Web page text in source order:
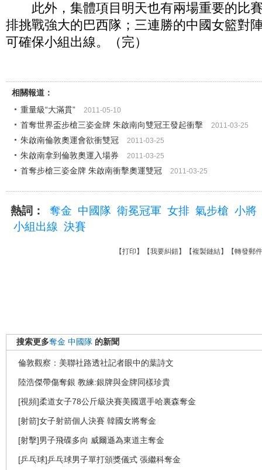
此外，集體項目明天也有兩場重要的比
排挑戰強大的巴西隊；三連勝的中國女籃對
可確保小組出線。（完）
相關報道：
重量級“大滿貫”
2011-05-10
首奪世界盃步槍三姿金牌 朱啟南向雙冠王發起衝擊 2011-03-25
朱啟南倫敦奧運會欲衝雙冠 2011-03-25
朱啟南拿到倫敦奧運入場券 2011-03-25
首奪步槍三姿金牌 朱啟南衝擊奧運雙冠 2011-03-25
熱詞： 奪金 中國隊 衛冕冠軍 女排 氣步槍 小將
小組出線 決賽
【打印 】【我要糾錯】【複製鏈結】【轉發郵件
搜索更多奪金 中國隊 的新聞
倫敦觀察：美聯社路透社記者眼中的葉詩文
陸浩傑帶傷奪銀 教練:銀牌與金牌同樣珍貴
[視頻]柔道女子78公斤級決賽美國選手哈裏森奪金
[射箭]女子射箭個人決賽 韓國女將奪金
[射擊]男子飛碟多向 威爾遜為東道主奪金
[乒乓球]乒乓球男子單打頒獎儀式 張繼科奪金